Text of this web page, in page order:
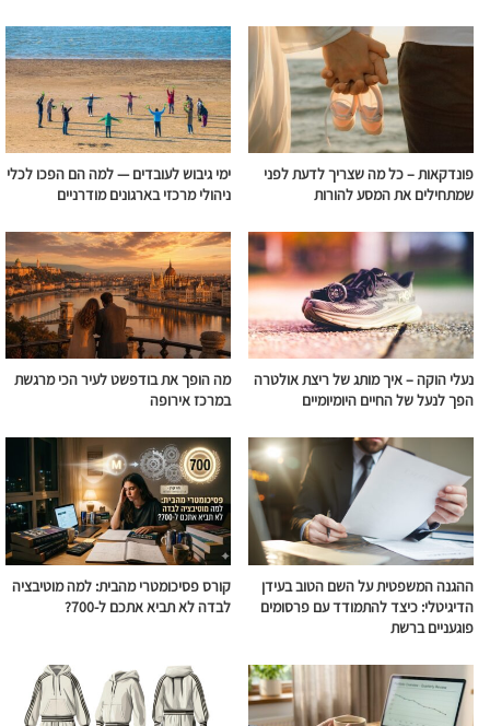
פונדקאות – כל מה שצריך לדעת לפני
שמתחילים את המסע להורות
ימי גיבוש לעובדים — למה הם הפכו לכלי
ניהולי מרכזי בארגונים מודרניים
נעלי הוקה – איך מותג של ריצת אולטרה
הפך לנעל של החיים היומיומיים
מה הופך את בודפשט לעיר הכי מרגשת
במרכז אירופה
ההגנה המשפטית על השם הטוב בעידן
הדיגיטלי: כיצד להתמודד עם פרסומים
פוגעניים ברשת
קורס פסיכומטרי מהבית: למה מוטיבציה
לבדה לא תביא אתכם ל-700?